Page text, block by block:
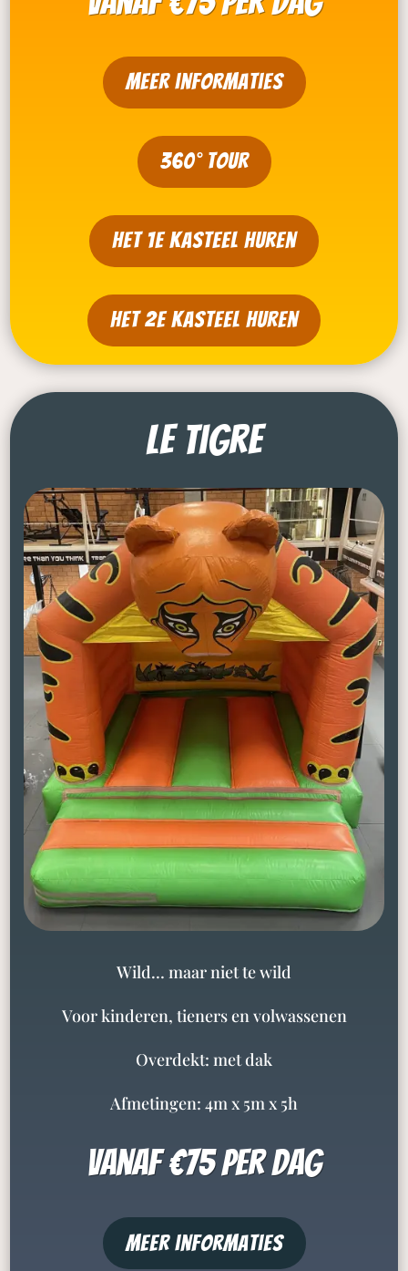
meer informaties
360° tour
Het 1e kasteel huren
Het 2e kasteel huren
Le Tigre
Wild… maar niet te wild
Voor kinderen, tieners en volwassenen
Overdekt: met dak
Afmetingen: 4m x 5m x 5h
vanaf €75 per dag
meer informaties